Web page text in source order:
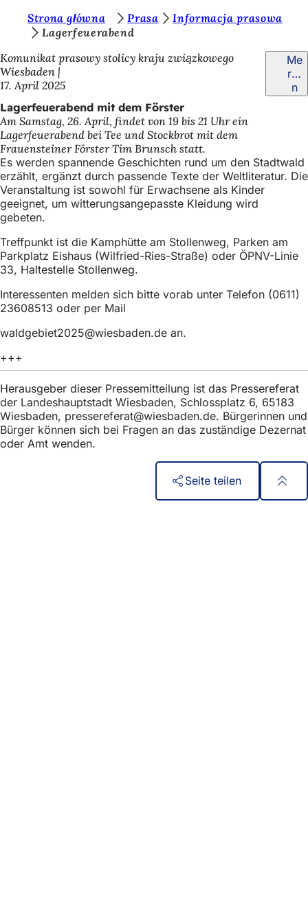
Inhalt anspringen
e
b
e
f
i
n
d
e
n
s
i
c
h
h
i
e
r
:
Strona główna Prasa
Informacja prasowa
Lagerfeuerabend
Komunikat prasowy stolicy kraju związkowego
Wiesbaden
17. April 2025
Me
rke
n
Lagerfeuerabend mit dem Förster
Am Samstag, 26. April, findet von 19 bis 21 Uhr ein
Lagerfeuerabend bei Tee und Stockbrot mit dem
Frauensteiner Förster Tim Brunsch statt.
Es werden spannende Geschichten rund um den Stadtwald
erzählt, ergänzt durch passende Texte der Weltliteratur. Die
Veranstaltung ist sowohl für Erwachsene als Kinder
geeignet, um witterungsangepasste Kleidung wird
gebeten.
Treffpunkt ist die Kamphütte am Stollenweg, Parken am
Parkplatz Eishaus (Wilfried-Ries-Straße) oder ÖPNV-Linie
33, Haltestelle Stollenweg.
Interessenten melden sich bitte vorab unter Telefon (0611)
23608513 oder per Mail
waldgebiet2025
wiesbaden de an.
+++
Herausgeber dieser Pressemitteilung ist das Pressereferat
der Landeshauptstadt Wiesbaden, Schlossplatz 6, 65183
Wiesbaden, pressereferat wiesbaden de. Bürgerinnen und
Bürger können sich bei Fragen an das zuständige Dezernat
oder Amt wenden.
Seite teilen